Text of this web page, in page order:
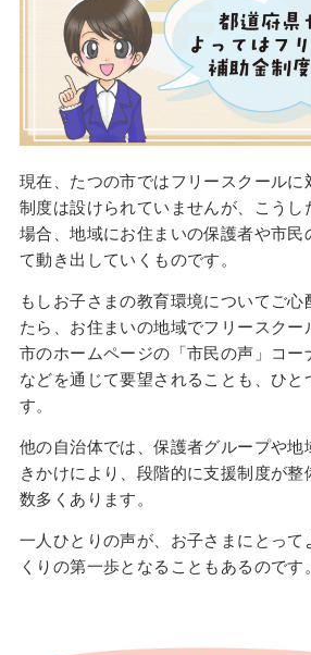
現在、たつの市ではフリースクールに
制度は設けられていませんが、こうし
場合、地域にお住まいの保護者や市民
て動き出していくものです。
もしお子さまの教育環境についてご心
たら、お住まいの地域でフリースクー
市のホームページの「市民の声」コー
などを通じて要望されることも、ひ
す。
他の自治体では、保護者グループや地
きかけにより、段階的に支援制度が整
数多くあります。
一人ひとりの声が、お子さまにとっ
くりの第一歩となることもあるのです。